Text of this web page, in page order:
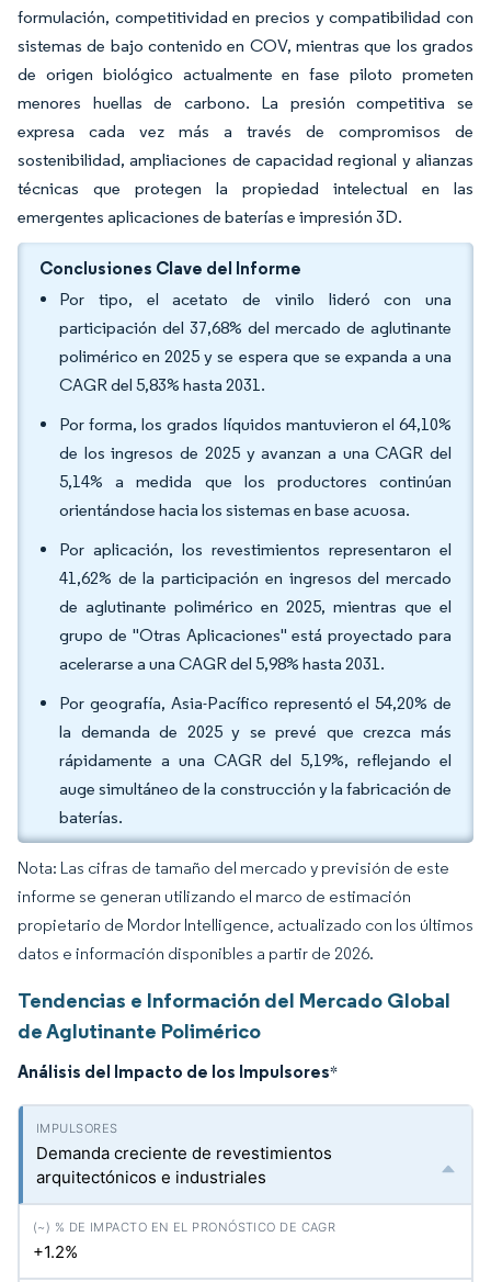
formulación, competitividad en precios y compatibilidad con
sistemas de bajo contenido en COV, mientras que los grados
de origen biológico actualmente en fase piloto prometen
menores huellas de carbono. La presión competitiva se
expresa cada vez más a través de compromisos de
sostenibilidad, ampliaciones de capacidad regional y alianzas
técnicas que protegen la propiedad intelectual en las
emergentes aplicaciones de baterías e impresión 3D.
Conclusiones Clave del Informe
Por tipo, el acetato de vinilo lideró con una
participación del 37,68% del mercado de aglutinante
polimérico en 2025 y se espera que se expanda a una
CAGR del 5,83% hasta 2031.
Por forma, los grados líquidos mantuvieron el 64,10%
de los ingresos de 2025 y avanzan a una CAGR del
5,14% a medida que los productores continúan
orientándose hacia los sistemas en base acuosa.
Por aplicación, los revestimientos representaron el
41,62% de la participación en ingresos del mercado
de aglutinante polimérico en 2025, mientras que el
grupo de "Otras Aplicaciones" está proyectado para
acelerarse a una CAGR del 5,98% hasta 2031.
Por geografía, Asia-Pacífico representó el 54,20% de
la demanda de 2025 y se prevé que crezca más
rápidamente a una CAGR del 5,19%, reflejando el
auge simultáneo de la construcción y la fabricación de
baterías.
Nota: Las cifras de tamaño del mercado y previsión de este
informe se generan utilizando el marco de estimación
propietario de Mordor Intelligence, actualizado con los últimos
datos e información disponibles a partir de 2026.
Tendencias e Información del Mercado Global
de Aglutinante Polimérico
Análisis del Impacto de los Impulsores*
Demanda creciente de revestimientos
arquitectónicos e industriales
+1.2%